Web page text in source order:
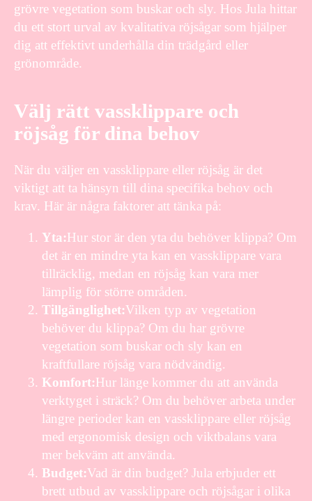
grövre vegetation som buskar och sly. Hos Jula hittar
du ett stort urval av kvalitativa röjsågar som hjälper
dig att effektivt underhålla din trädgård eller
grönområde.
Välj rätt vassklippare och
röjsåg för dina behov
När du väljer en vassklippare eller röjsåg är det
viktigt att ta hänsyn till dina specifika behov och
krav. Här är några faktorer att tänka på:
Yta:Hur stor är den yta du behöver klippa? Om
det är en mindre yta kan en vassklippare vara
tillräcklig, medan en röjsåg kan vara mer
lämplig för större områden.
Tillgänglighet:Vilken typ av vegetation
behöver du klippa? Om du har grövre
vegetation som buskar och sly kan en
kraftfullare röjsåg vara nödvändig.
Komfort:Hur länge kommer du att använda
verktyget i sträck? Om du behöver arbeta under
längre perioder kan en vassklippare eller röjsåg
med ergonomisk design och viktbalans vara
mer bekväm att använda.
Budget:Vad är din budget? Jula erbjuder ett
brett utbud av vassklippare och röjsågar i olika